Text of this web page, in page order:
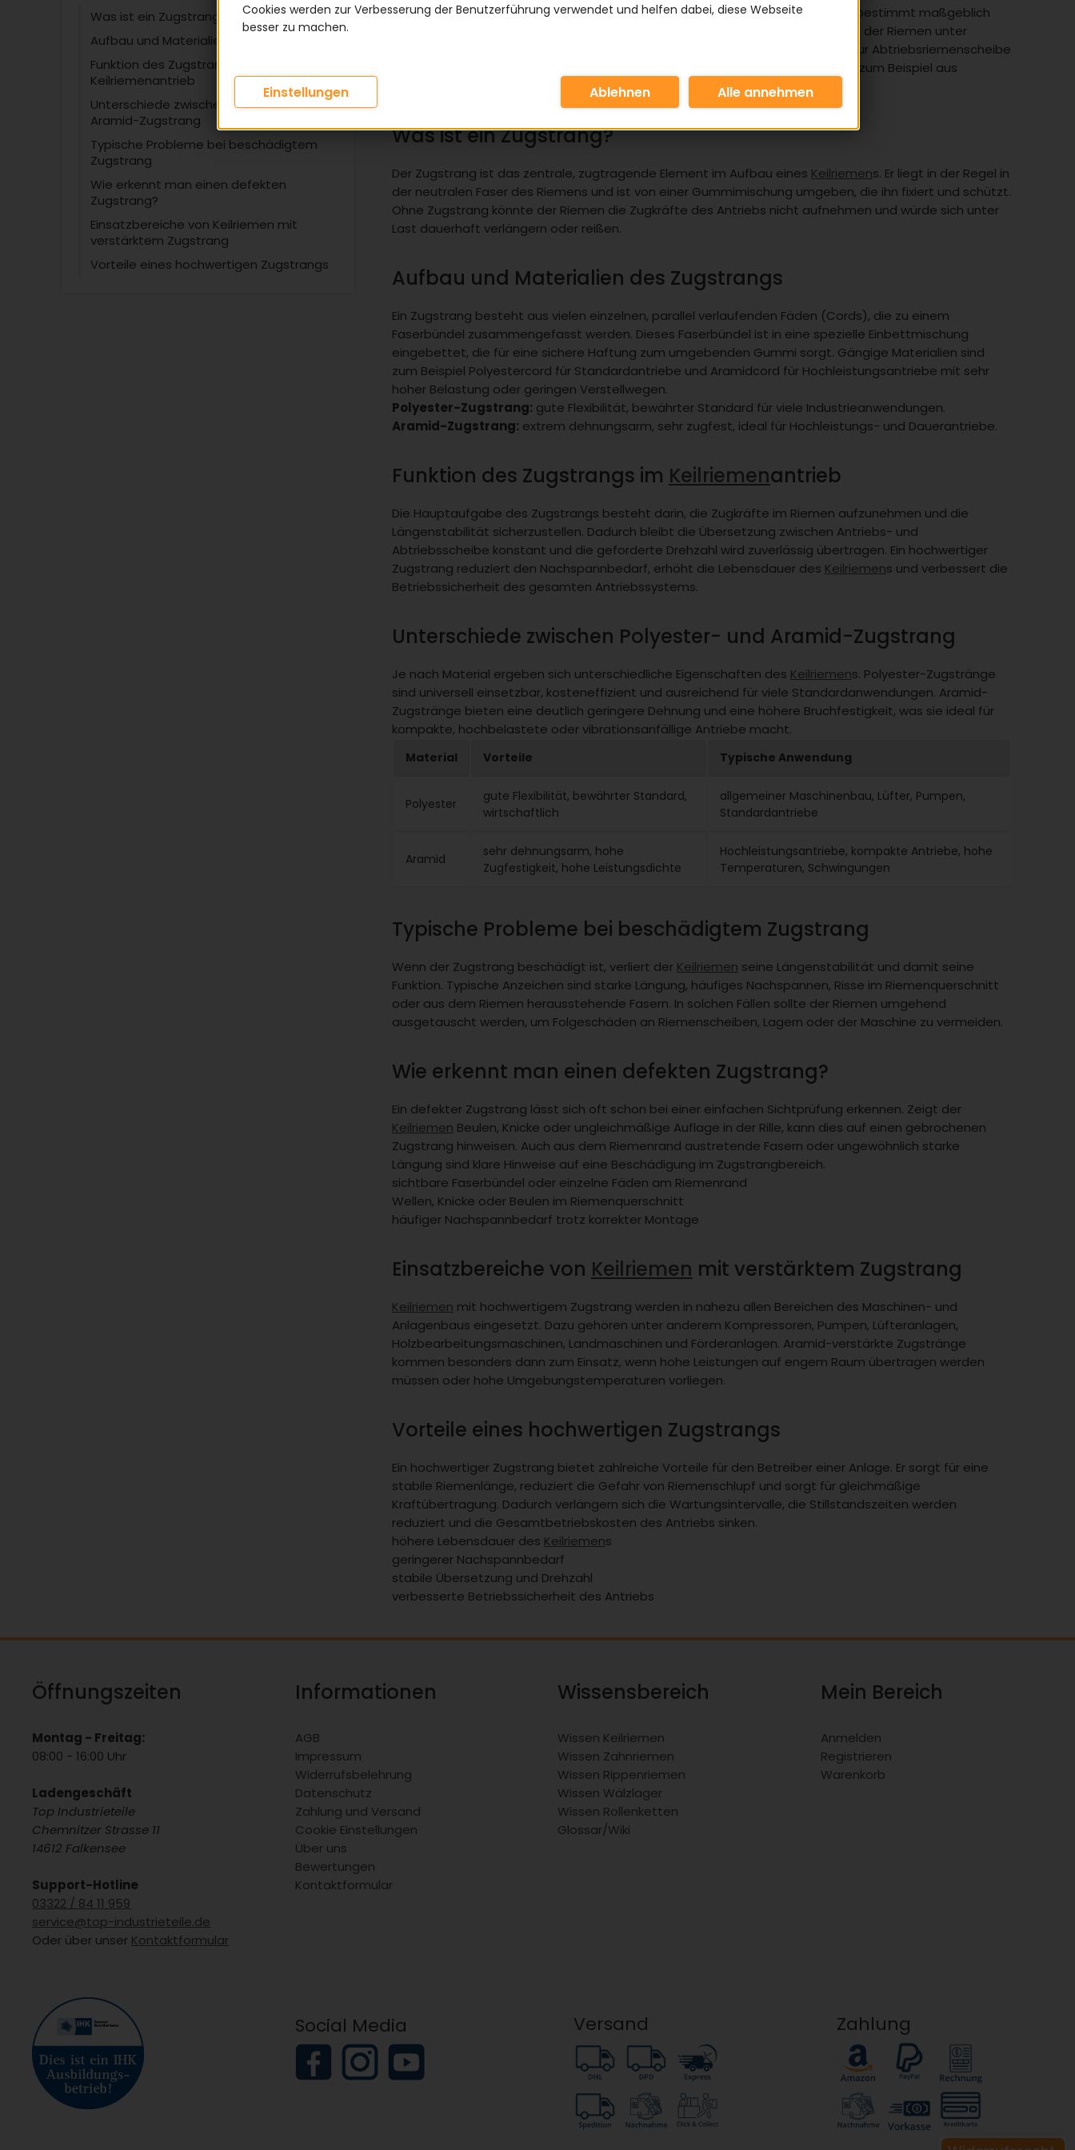
Was ist ein Zugstrang?
Aufbau und Materialien des Zugstrangs
Funktion des Zugstrangs im
Keilriemenantrieb
Unterschiede zwischen Polyester- und
Aramid-Zugstrang
Typische Probleme bei beschädigtem
Zugstrang
Wie erkennt man einen defekten
Zugstrang?
Einsatzbereiche von Keilriemen mit
verstärktem Zugstrang
Vorteile eines hochwertigen Zugstrangs
Der Zugstrang ist das tragende Faserbündel im Inneren einesKeilriemen
s und bestimmt maßgeblich
dessen Stabilität, Leistungsfähigkeit und Lebensdauer. Er sorgt dafür, dass sich der Riemen unter
Belastung möglichst wenig dehnt und die Kraft zuverlässig von der Antriebs- zur Abtriebsriemenscheibe
übertragen wird. Je nach Riemenart und Einsatzgebiet besteht der Zugstrang zum Beispiel aus
Was ist ein Zugstrang?
Der Zugstrang ist das zentrale, zugtragende Element im Aufbau eines Keilriemens. Er liegt in der Regel in
der neutralen Faser des Riemens und ist von einer Gummimischung umgeben, die ihn fixiert und schützt.
Ohne Zugstrang könnte der Riemen die Zugkräfte des Antriebs nicht aufnehmen und würde sich unter
Last dauerhaft verlängern oder reißen.
Aufbau und Materialien des Zugstrangs
Ein Zugstrang besteht aus vielen einzelnen, parallel verlaufenden Fäden (Cords), die zu einem
Faserbündel zusammengefasst werden. Dieses Faserbündel ist in eine spezielle Einbettmischung
eingebettet, die für eine sichere Haftung zum umgebenden Gummi sorgt. Gängige Materialien sind
zum Beispiel Polyestercord für Standardantriebe und Aramidcord für Hochleistungsantriebe mit sehr
hoher Belastung oder geringen Verstellwegen.
Polyester-Zugstrang: gute Flexibilität, bewährter Standard für viele Industrieanwendungen.
Aramid-Zugstrang: extrem dehnungsarm, sehr zugfest, ideal für Hochleistungs- und Dauerantriebe.
Funktion des Zugstrangs im Keilriemenantrieb
Die Hauptaufgabe des Zugstrangs besteht darin, die Zugkräfte im Riemen aufzunehmen und die
Längenstabilität sicherzustellen. Dadurch bleibt die Übersetzung zwischen Antriebs- und
Abtriebsscheibe konstant und die geforderte Drehzahl wird zuverlässig übertragen. Ein hochwertiger
Zugstrang reduziert den Nachspannbedarf, erhöht die Lebensdauer des Keilriemens und verbessert die
Betriebssicherheit des gesamten Antriebssystems.
Unterschiede zwischen Polyester- und Aramid-Zugstrang
Je nach Material ergeben sich unterschiedliche Eigenschaften des Keilriemens. Polyester-Zugstränge
sind universell einsetzbar, kosteneffizient und ausreichend für viele Standardanwendungen. Aramid-
Zugstränge bieten eine deutlich geringere Dehnung und eine höhere Bruchfestigkeit, was sie ideal für
kompakte, hochbelastete oder vibrationsanfällige Antriebe macht.
Material Vorteile Typische Anwendung
Polyester
gute Flexibilität, bewährter Standard,
wirtschaftlich
allgemeiner Maschinenbau, Lüfter, Pumpen,
Standardantriebe
Aramid
sehr dehnungsarm, hohe
Zugfestigkeit, hohe Leistungsdichte
Hochleistungsantriebe, kompakte Antriebe, hohe
Temperaturen, Schwingungen
Typische Probleme bei beschädigtem Zugstrang
Wenn der Zugstrang beschädigt ist, verliert der Keilriemen seine Längenstabilität und damit seine
Funktion. Typische Anzeichen sind starke Längung, häufiges Nachspannen, Risse im Riemenquerschnitt
oder aus dem Riemen herausstehende Fasern. In solchen Fällen sollte der Riemen umgehend
ausgetauscht werden, um Folgeschäden an Riemenscheiben, Lagern oder der Maschine zu vermeiden.
Wie erkennt man einen defekten Zugstrang?
Ein defekter Zugstrang lässt sich oft schon bei einer einfachen Sichtprüfung erkennen. Zeigt der
Keilriemen Beulen, Knicke oder ungleichmäßige Auflage in der Rille, kann dies auf einen gebrochenen
Zugstrang hinweisen. Auch aus dem Riemenrand austretende Fasern oder ungewöhnlich starke
Längung sind klare Hinweise auf eine Beschädigung im Zugstrangbereich.
sichtbare Faserbündel oder einzelne Fäden am Riemenrand
Wellen, Knicke oder Beulen im Riemenquerschnitt
häufiger Nachspannbedarf trotz korrekter Montage
Einsatzbereiche von Keilriemen mit verstärktem Zugstrang
Keilriemen mit hochwertigem Zugstrang werden in nahezu allen Bereichen des Maschinen- und
Anlagenbaus eingesetzt. Dazu gehören unter anderem Kompressoren, Pumpen, Lüfteranlagen,
Holzbearbeitungsmaschinen, Landmaschinen und Förderanlagen. Aramid-verstärkte Zugstränge
kommen besonders dann zum Einsatz, wenn hohe Leistungen auf engem Raum übertragen werden
müssen oder hohe Umgebungstemperaturen vorliegen.
Vorteile eines hochwertigen Zugstrangs
Ein hochwertiger Zugstrang bietet zahlreiche Vorteile für den Betreiber einer Anlage. Er sorgt für eine
stabile Riemenlänge, reduziert die Gefahr von Riemenschlupf und sorgt für gleichmäßige
Kraftübertragung. Dadurch verlängern sich die Wartungsintervalle, die Stillstandszeiten werden
reduziert und die Gesamtbetriebskosten des Antriebs sinken.
höhere Lebensdauer des Keilriemens
geringerer Nachspannbedarf
stabile Übersetzung und Drehzahl
verbesserte Betriebssicherheit des Antriebs
Öffnungszeiten
Montag - Freitag:
08:00 - 16:00 Uhr
Ladengeschäft
Top Industrieteile
Chemnitzer Strasse 11
14612 Falkensee
Support-Hotline
03322 / 84 11 959
service@top-industrieteile.de
Oder über unser Kontaktformular
Informationen
AGB
Impressum
Widerrufsbelehrung
Datenschutz
Zahlung und Versand
Cookie Einstellungen
Über uns
Bewertungen
Kontaktformular
Wissensbereich
Wissen Keilriemen
Wissen Zahnriemen
Wissen Rippenriemen
Wissen Wälzlager
Wissen Rollenketten
Glossar/Wiki
Mein Bereich
Anmelden
Registrieren
Warenkorb
Social Media Versand Zahlung
Cookies werden zur Verbesserung der Benutzerführung verwendet und helfen dabei, diese Webseite
besser zu machen.
Einstellungen